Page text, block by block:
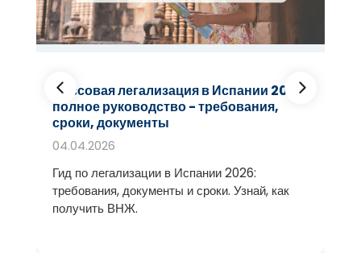
Массовая легализация в Испании 2026:
полное руководство - требования,
сроки, документы
04.04.2026
Гид по легализации в Испании 2026:
требования, документы и сроки. Узнай, как
получить ВНЖ.